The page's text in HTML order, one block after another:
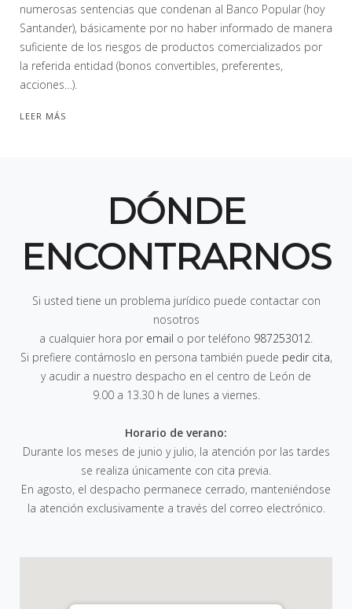
numerosas sentencias que condenan al Banco Popular (hoy
Santander), básicamente por no haber informado de manera
suficiente de los riesgos de productos comercializados por
la referida entidad (bonos convertibles, preferentes,
acciones…).
LEER MÁS
DÓNDE
ENCONTRARNOS
Si usted tiene un problema jurídico puede contactar con
nosotros
a cualquier hora por email o por teléfono 987253012.
Si prefiere contárnoslo en persona también puede pedir cita,
y acudir a nuestro despacho en el centro de León de
9.00 a 13.30 h de lunes a viernes.
Horario de verano:
Durante los meses de junio y julio, la atención por las tardes
se realiza únicamente con cita previa.
En agosto, el despacho permanece cerrado, manteniéndose
la atención exclusivamente a través del correo electrónico.